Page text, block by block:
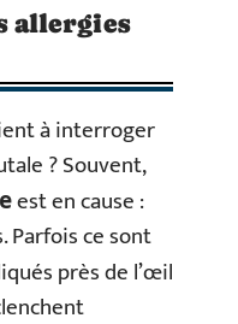
allergies
à interroger
? Souvent,
est en cause :
Parfois ce sont
près de l’œil